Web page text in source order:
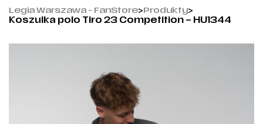
Legia Warszawa - FanStore>Produkty>
Koszulka polo Tiro 23 Competition – HU1344